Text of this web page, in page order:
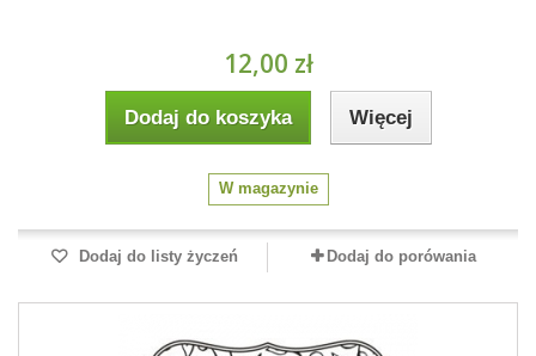
12,00 zł
Dodaj do koszyka Więcej
W magazynie
Dodaj do listy życzeń Dodaj do porówania